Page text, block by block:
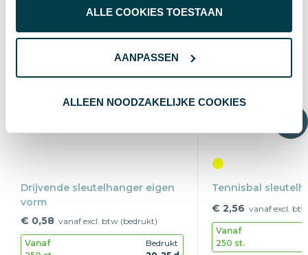
ALLE COOKIES TOESTAAN
AANPASSEN
ALLEEN NOODZAKELIJKE COOKIES
Drijvende sleutelhanger eigen
vorm
€ 0,58 vanaf excl. btw (bedrukt)
Vanaf
Bedrukt
Tennisbal
€ 2,56 vanaf excl.
Vanaf
250 st.